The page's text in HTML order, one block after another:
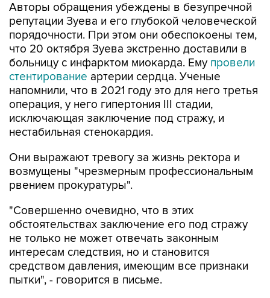
Авторы обращения убеждены в безупречной
репутации Зуева и его глубокой человеческой
порядочности. При этом они обеспокоены тем,
что 20 октября Зуева экстренно доставили в
больницу с инфарктом миокарда. Ему провели
стентирование артерии сердца. Ученые
напомнили, что в 2021 году это для него третья
операция, у него гипертония III стадии,
исключающая заключение под стражу, и
нестабильная стенокардия.
Они выражают тревогу за жизнь ректора и
возмущены "чрезмерным профессиональным
рвением прокуратуры".
"Совершенно очевидно, что в этих
обстоятельствах заключение его под стражу
не только не может отвечать законным
интересам следствия, но и становится
средством давления, имеющим все признаки
пытки", - говорится в письме.